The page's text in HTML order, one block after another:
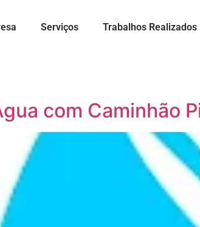
Serviços Trabalhos Realizados
com Caminhão